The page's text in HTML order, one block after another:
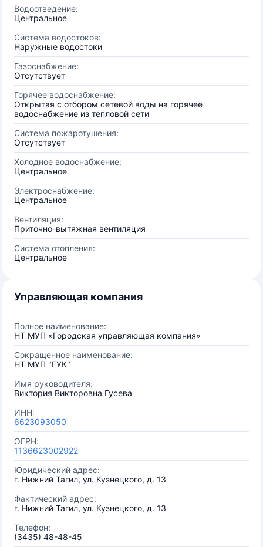
Водоотведение:
Центральное
Система водостоков:
Наружные водостоки
Газоснабжение:
Отсутствует
Горячее водоснабжение:
Открытая с отбором сетевой воды на горячее
водоснабжение из тепловой сети
Система пожаротушения:
Отсутствует
Холодное водоснабжение:
Центральное
Электроснабжение:
Центральное
Вентиляция:
Приточно-вытяжная вентиляция
Система отопления:
Центральное
Управляющая компания
Полное наименование:
НТ МУП «Городская управляющая компания»
Сокращенное наименование:
НТ МУП "ГУК"
Имя руководителя:
Виктория Викторовна Гусева
ИНН:
6623093050
ОГРН:
1136623002922
Юридический адрес:
г. Нижний Тагил, ул. Кузнецкого, д. 13
Фактический адрес:
г. Нижний Тагил, ул. Кузнецкого, д. 13
Телефон:
(3435) 48-48-45